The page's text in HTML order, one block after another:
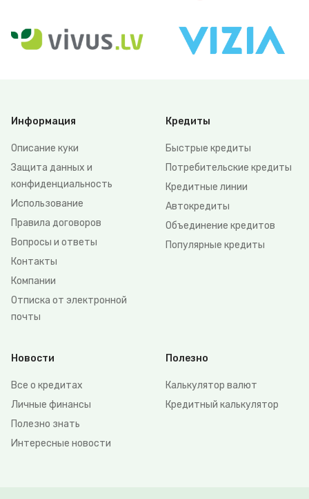
Информация
Описание куки
Защита данных и
конфиденциальность
Использование
Правила договоров
Вопросы и ответы
Контакты
Компании
Отписка от электронной
почты
Кредиты
Быстрые кредиты
Потребительские кредиты
Кредитные линии
Автокредиты
Объединение кредитов
Популярные кредиты
Новости
Все о кредитах
Личные финансы
Полезно знать
Интересные новости
Полезно
Калькулятор валют
Кредитный калькулятор